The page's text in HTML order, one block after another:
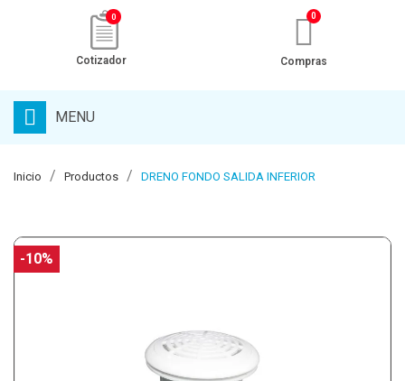
0
Cotizador Compras
MENU
Inicio Productos DRENO FONDO SALIDA INFERIOR
-10%